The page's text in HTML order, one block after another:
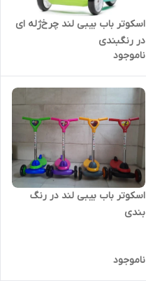
اسکوتر باب بیبی لند چرخ‌ژله ای
در رنگبندی
ناموجود
اسکوتر باب بیبی لند در رنگ
بندی
ناموجود